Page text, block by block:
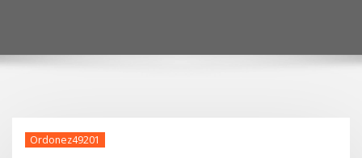
Ordonez49201